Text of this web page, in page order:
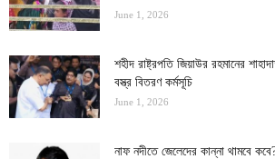
June 1, 2026
শহীদ রাষ্ট্রপতি জিয়াউর রহমানের
বস্ত্র বিতরণ কর্মসূচি
June 1, 2026
নাফ নদীতে জেলেদের কান্না থামবে